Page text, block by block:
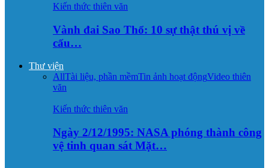
Kiến thức thiên văn
Vành đai Sao Thổ: 10 sự thật thú vị về
cấu…
Thư viện
AllTài liệu, phần mềmTin ảnh hoạt độngVideo thiên
văn
Kiến thức thiên văn
Ngày 2/12/1995: NASA phóng thành công
vệ tinh quan sát Mặt…